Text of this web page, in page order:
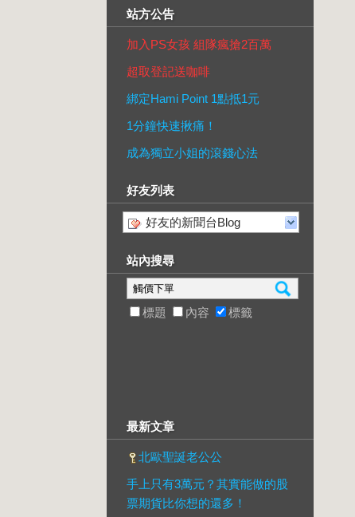
站方公告
加入PS女孩 組隊瘋搶2百萬
超取登記送咖啡
綁定Hami Point 1點抵1元
1分鐘快速揪痛！
成為獨立小姐的滾錢心法
好友列表
好友的新聞台Blog
站內搜尋
標題 內容 標籤
最新文章
北歐聖誕老公公
手上只有3萬元？其實能做的股
票期貨比你想的還多！